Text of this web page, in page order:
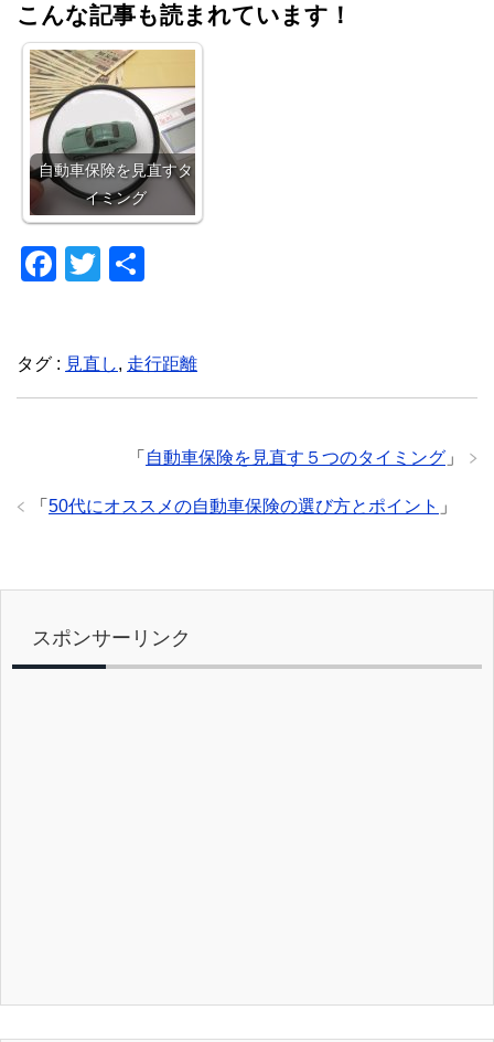
こんな記事も読まれています！
自動車保険を見直すタ
イミング
F
e
b
k
T
er
タグ : 見直し, 走行距離
「 自動車保険を見直す５つのタイミング 」
「 50代にオススメの自動車保険の選び方とポイント 」
スポンサーリンク